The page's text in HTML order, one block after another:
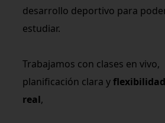
desarrollo deportivo para
estudiar.
Trabajamos con clases en vivo,
planificación clara yflexibilidad
real,